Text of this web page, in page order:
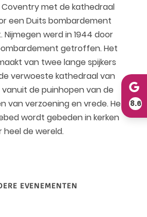
met de kathedraal
een Duits bombardement
werd in 1944 door
getroffen. Het
van twee lange spijkers
verwoeste kathedraal van
de puinhopen van de
van verzoening en vrede. Het
wordt gebeden in kerken
heel de wereld.
EVENEMENTEN
8.6